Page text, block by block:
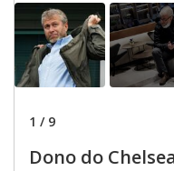
1 / 9
Dono do